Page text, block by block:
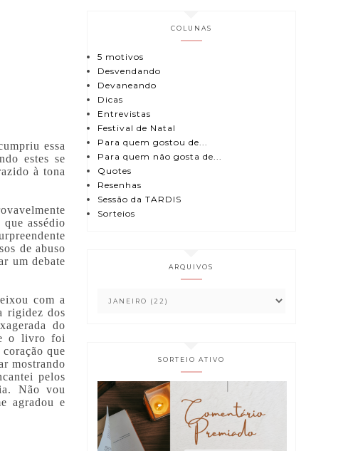
essa
estes se
à tona
assédio
de abuso
um debate
com a
rigidez dos
do
o livro foi
que
mostrando
pelos
Não vou
agradou e
COLUNAS
5 motivos
Desvendando
Devaneando
Dicas
Entrevistas
Festival de Natal
Para quem gostou de...
Para quem não gosta de...
Quotes
Resenhas
Sessão da TARDIS
Sorteios
ARQUIVOS
SORTEIO ATIVO